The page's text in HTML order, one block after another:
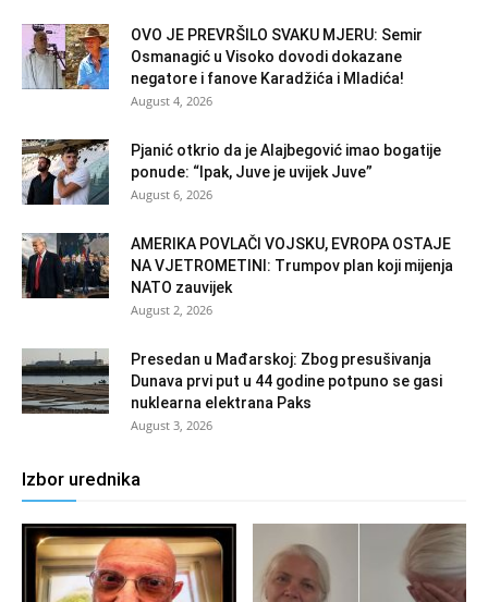
OVO JE PREVRŠILO SVAKU MJERU: Semir
Osmanagić u Visoko dovodi dokazane
negatore i fanove Karadžića i Mladića!
August 4, 2026
Pjanić otkrio da je Alajbegović imao bogatije
ponude: “Ipak, Juve je uvijek Juve”
August 6, 2026
AMERIKA POVLAČI VOJSKU, EVROPA OSTAJE
NA VJETROMETINI: Trumpov plan koji mijenja
NATO zauvijek
August 2, 2026
Presedan u Mađarskoj: Zbog presušivanja
Dunava prvi put u 44 godine potpuno se gasi
nuklearna elektrana Paks
August 3, 2026
Izbor urednika